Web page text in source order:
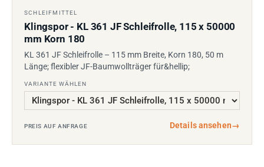
SCHLEIFMITTEL
Klingspor - KL 361 JF Schleifrolle, 115 x 50000
mm Korn 180
KL 361 JF Schleifrolle – 115 mm Breite, Korn 180, 50 m
Länge; flexibler JF-Baumwollträger für&hellip;
VARIANTE WÄHLEN
PREIS AUF ANFRAGE Details ansehen→